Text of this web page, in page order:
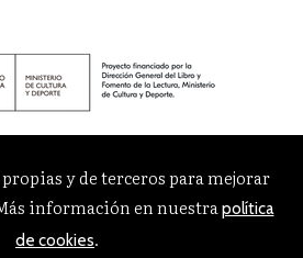
y de terceros para mejorar
información en nuestrapolítica
de cookies.